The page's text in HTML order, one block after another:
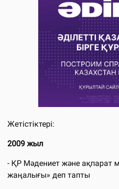
Жетістіктері:
2009 жыл
- ҚР Мәдениет және ақпарат
жаңалығы» деп тапты